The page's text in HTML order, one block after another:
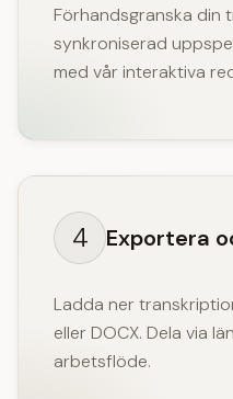
Förhandsgranska din
synkroniserad
med vår interaktiva
4 Exportera
Ladda ner
eller DOCX. Dela via
arbetsflöde.